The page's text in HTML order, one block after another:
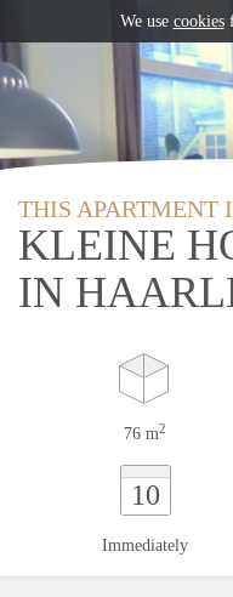
THIS APARTMENT
KLEINE
IN
76 m2
10
Immediately
We use cookies